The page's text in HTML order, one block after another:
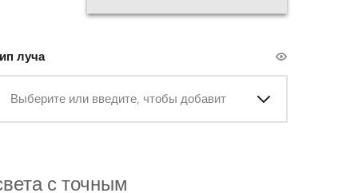
юридическая информация
Asia and Pacific
луча
Выберите или введите, чтобы добавить
с точным